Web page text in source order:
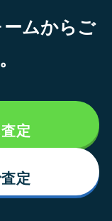
ムからご
定
定